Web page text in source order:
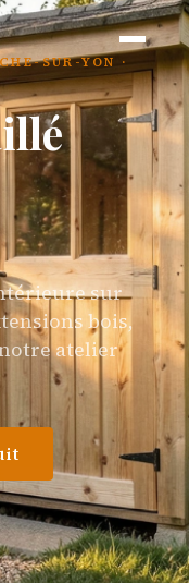
SUR-YON ·
sur
bois,
atelier